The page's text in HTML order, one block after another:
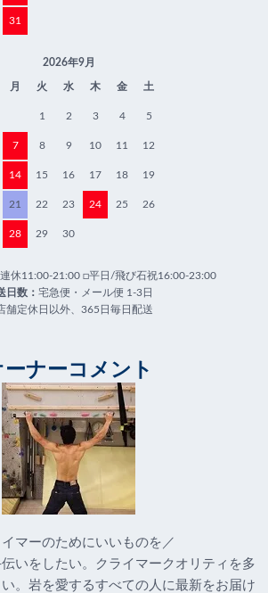
31
2026年9月
月 火 水 木 金 土
1 2 3 4 5
7 8 9 10 11 12
14 15 16 17 18 19
21 22 23 24 25 26
28 29 30
休11:00-21:00 □平日/飛び石祝16:00-23:00
日数： 宅急便・メール便 1-3日
舗定休日以外、365日毎日配送
ーナーコメント
イマーのためにいいものを／
いをしたい。クライマークオリティを多
。岩を愛するすべての人に最新をお届け